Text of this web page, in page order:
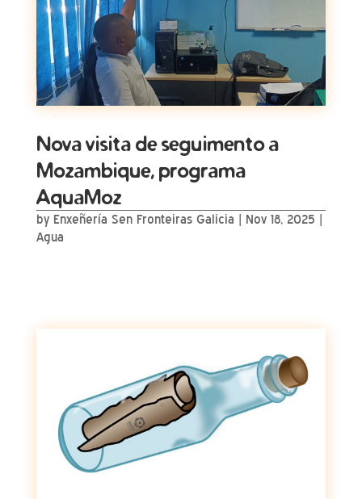
Nova visita de seguimento a
Mozambique, programa
AquaMoz
by Enxeñería Sen Fronteiras Galicia | Nov 18, 2025 |
Agua